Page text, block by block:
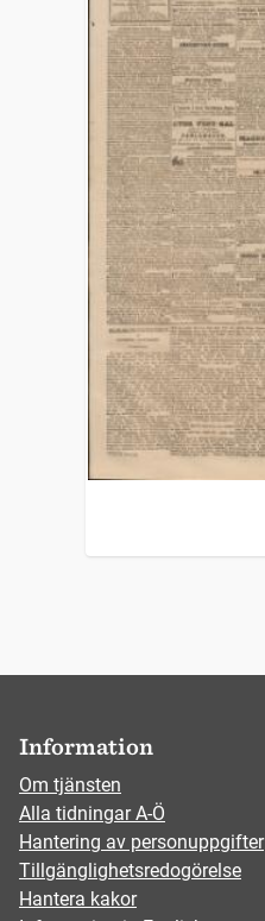
Information
Om tjänsten
Alla tidningar A-Ö
Hantering av personuppgifter
Tillgänglighetsredogörelse
Hantera kakor